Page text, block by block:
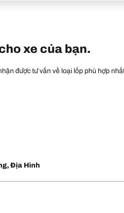
xe của bạn.
được tư vấn về loại lốp phù hợp
Địa Hình